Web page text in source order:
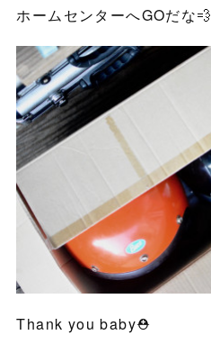
ホームセンターへGOだな💨
Thank you baby⛑